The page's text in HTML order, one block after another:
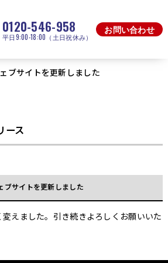
ブサイトを更新しました
ース
ブサイトを更新しました
えました。引き続きよろしくお願いいた
0120-546-958
平日9:00-18:00（土日祝休み）
お問い合わせ